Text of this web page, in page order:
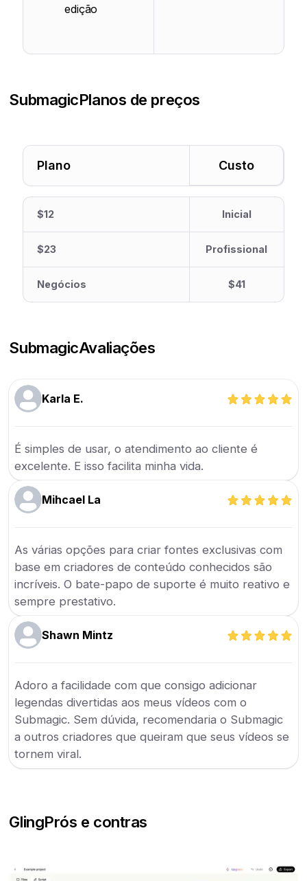
edição
SubmagicPlanos de preços
Plano Custo
$12 Inicial
$23 Profissional
Negócios $41
SubmagicAvaliações
Karla E.
É simples de usar, o atendimento ao cliente é
excelente. E isso facilita minha vida.
Mihcael La
As várias opções para criar fontes exclusivas com
base em criadores de conteúdo conhecidos são
incríveis. O bate-papo de suporte é muito reativo e
sempre prestativo.
Shawn Mintz
Adoro a facilidade com que consigo adicionar
legendas divertidas aos meus vídeos com o
Submagic. Sem dúvida, recomendaria o Submagic
a outros criadores que queiram que seus vídeos se
tornem viral.
GlingPrós e contras